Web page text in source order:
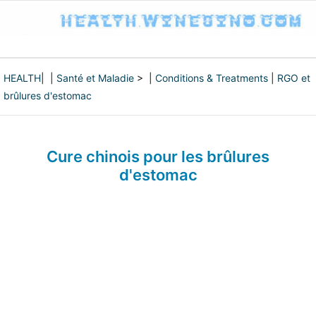
HEALTH Santé et Maladie > | Conditions & Treatments
RGO et
brûlures d'estomac
Cure chinois pour les brûlures
d'estomac